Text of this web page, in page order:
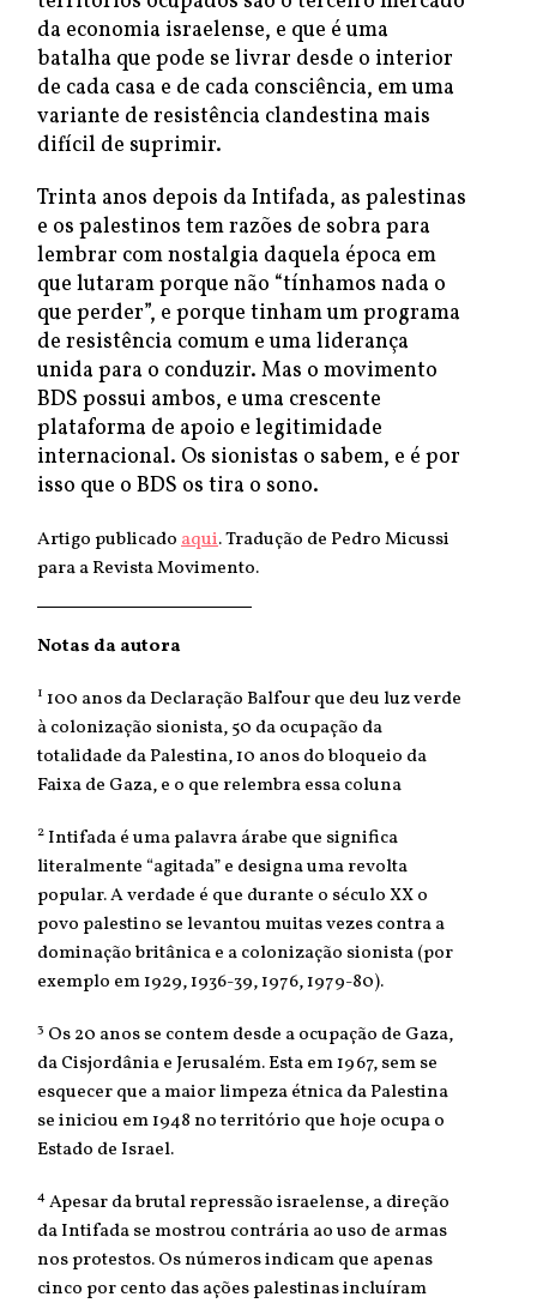
da economia israelense, e que é uma
batalha que pode se livrar desde o interior
de cada casa e de cada consciência, em uma
variante de resistência clandestina mais
difícil de suprimir.
Trinta anos depois da Intifada, as palestinas
e os palestinos tem razões de sobra para
lembrar com nostalgia daquela época em
que lutaram porque não “tínhamos nada o
que perder”, e porque tinham um programa
de resistência comum e uma liderança
unida para o conduzir. Mas o movimento
BDS possui ambos, e uma crescente
plataforma de apoio e legitimidade
internacional. Os sionistas o sabem, e é por
isso que o BDS os tira o sono.
Artigo publicadoaqui. Tradução de Pedro Micussi
para a Revista Movimento.
Notas da autora
1 100 anos da Declaração Balfour que deu luz verde
à colonização sionista, 50 da ocupação da
totalidade da Palestina, 10 anos do bloqueio da
Faixa de Gaza, e o que relembra essa coluna
2 Intifada é uma palavra árabe que significa
literalmente “agitada” e designa uma revolta
popular. A verdade é que durante o século XX o
povo palestino se levantou muitas vezes contra a
dominação britânica e a colonização sionista (por
exemplo em 1929, 1936-39, 1976, 1979-80).
3 Os 20 anos se contem desde a ocupação de Gaza,
da Cisjordânia e Jerusalém. Esta em 1967, sem se
esquecer que a maior limpeza étnica da Palestina
se iniciou em 1948 no território que hoje ocupa o
Estado de Israel.
4Apesar da brutal repressão israelense, a direção
da Intifada se mostrou contrária ao uso de armas
nos protestos. Os números indicam que apenas
cinco por cento das ações palestinas incluíram